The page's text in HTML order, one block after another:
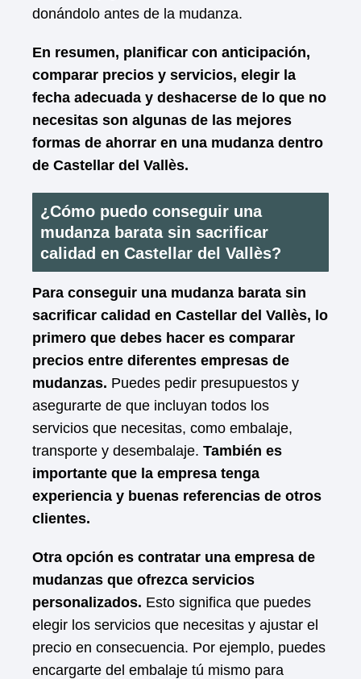
donándolo antes de la mudanza.
En resumen, planificar con anticipación,
comparar precios y servicios, elegir la
fecha adecuada y deshacerse de lo que no
necesitas son algunas de las mejores
formas de ahorrar en una mudanza dentro
de Castellar del Vallès.
¿Cómo puedo conseguir una
mudanza barata sin sacrificar
calidad en Castellar del Vallès?
Para conseguir una mudanza barata sin
sacrificar calidad en Castellar del Vallès, lo
primero que debes hacer es comparar
precios entre diferentes empresas de
mudanzas. Puedes pedir presupuestos y
asegurarte de que incluyan todos los
servicios que necesitas, como embalaje,
transporte y desembalaje. También es
importante que la empresa tenga
experiencia y buenas referencias de otros
clientes.
Otra opción es contratar una empresa de
mudanzas que ofrezca servicios
personalizados. Esto significa que puedes
elegir los servicios que necesitas y ajustar el
precio en consecuencia. Por ejemplo, puedes
encargarte del embalaje tú mismo para